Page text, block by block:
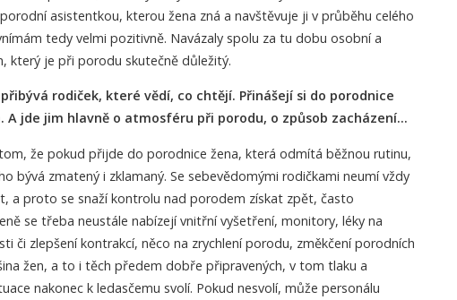
asistentkou, kterou žena zná a navštěvuje ji v průběhu celého
tedy velmi pozitivně. Navázaly spolu za tu dobu osobní a
který je při porodu skutečně důležitý.
rodiček, které vědí, co chtějí. Přinášejí si do porodnice
A jde jim hlavně o atmosféru při porodu, o způsob zacházení…
že pokud přijde do porodnice žena, která odmítá běžnou rutinu,
bývá zmatený i zklamaný. Se sebevědomými rodičkami neumí vždy
a proto se snaží kontrolu nad porodem získat zpět, často
se třeba neustále nabízejí vnitřní vyšetření, monitory, léky na
či zlepšení kontrakcí, něco na zrychlení porodu, změkčení porodních
žen, a to i těch předem dobře připravených, v tom tlaku a
nakonec k ledasčemu svolí. Pokud nesvolí, může personálu